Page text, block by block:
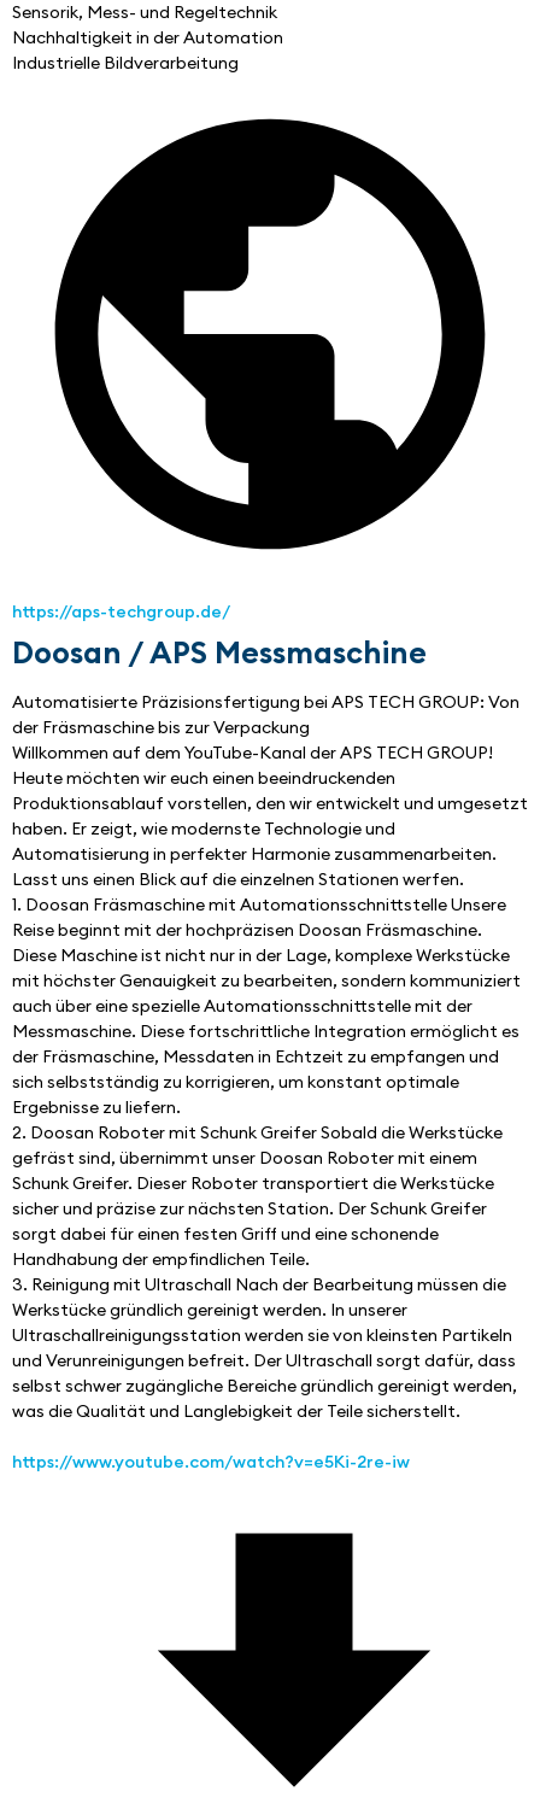
Sensorik, Mess- und Regeltechnik
Nachhaltigkeit in der Automation
Industrielle Bildverarbeitung
https://aps-techgroup.de/
Doosan / APS Messmaschine
Automatisierte Präzisionsfertigung bei APS TECH GROUP: Von
der Fräsmaschine bis zur Verpackung
Willkommen auf dem YouTube-Kanal der APS TECH GROUP!
Heute möchten wir euch einen beeindruckenden
Produktionsablauf vorstellen, den wir entwickelt und umgesetzt
haben. Er zeigt, wie modernste Technologie und
Automatisierung in perfekter Harmonie zusammenarbeiten.
Lasst uns einen Blick auf die einzelnen Stationen werfen.
1. Doosan Fräsmaschine mit Automationsschnittstelle Unsere
Reise beginnt mit der hochpräzisen Doosan Fräsmaschine.
Diese Maschine ist nicht nur in der Lage, komplexe Werkstücke
mit höchster Genauigkeit zu bearbeiten, sondern kommuniziert
auch über eine spezielle Automationsschnittstelle mit der
Messmaschine. Diese fortschrittliche Integration ermöglicht es
der Fräsmaschine, Messdaten in Echtzeit zu empfangen und
sich selbstständig zu korrigieren, um konstant optimale
Ergebnisse zu liefern.
2. Doosan Roboter mit Schunk Greifer Sobald die Werkstücke
gefräst sind, übernimmt unser Doosan Roboter mit einem
Schunk Greifer. Dieser Roboter transportiert die Werkstücke
sicher und präzise zur nächsten Station. Der Schunk Greifer
sorgt dabei für einen festen Griff und eine schonende
Handhabung der empfindlichen Teile.
3. Reinigung mit Ultraschall Nach der Bearbeitung müssen die
Werkstücke gründlich gereinigt werden. In unserer
Ultraschallreinigungsstation werden sie von kleinsten Partikeln
und Verunreinigungen befreit. Der Ultraschall sorgt dafür, dass
selbst schwer zugängliche Bereiche gründlich gereinigt werden,
was die Qualität und Langlebigkeit der Teile sicherstellt.
https://www.youtube.com/watch?v=e5Ki-2re-iw